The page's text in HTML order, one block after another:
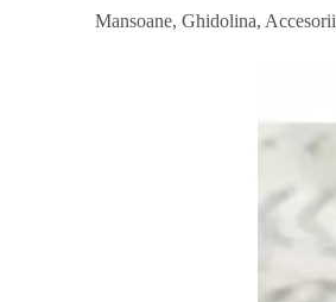
Mansoane, Ghidolina, Accesorii